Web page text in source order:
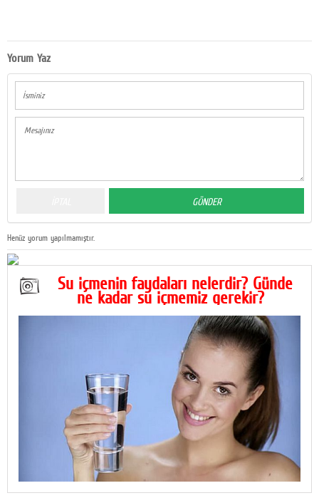
Yorum Yaz
Henüz yorum yapılmamıştır.
Su içmenin faydaları nelerdir? Günde
ne kadar su içmemiz gerekir?